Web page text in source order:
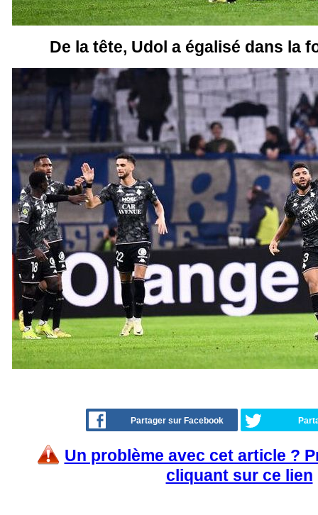
De la tête, Udol a égalisé dans la
Partager sur Facebook
Un problème avec cet article ?
cliquant sur ce lien